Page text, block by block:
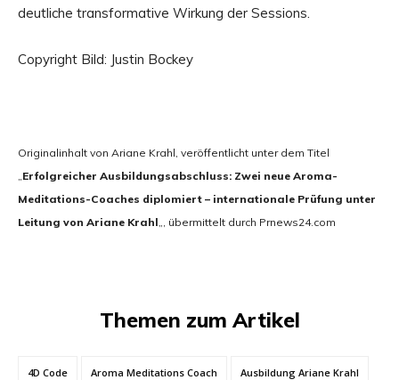
deutliche transformative Wirkung der Sessions.
Copyright Bild: Justin Bockey
Originalinhalt von Ariane Krahl, veröffentlicht unter dem Titel
„Erfolgreicher Ausbildungsabschluss: Zwei neue Aroma-
Meditations-Coaches diplomiert – internationale Prüfung unter
Leitung von Ariane Krahl„, übermittelt durch Prnews24.com
Themen zum Artikel
4D Code Aroma Meditations Coach Ausbildung Ariane Krahl